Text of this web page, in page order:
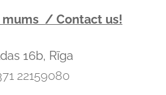
mums / Contact us!
16b, Rīga
22159080